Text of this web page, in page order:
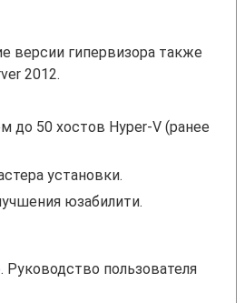
версии гипервизора также
2012.
до 50 хостов Hyper-V (ранее
установки.
юзабилити.
. Руководство пользователя